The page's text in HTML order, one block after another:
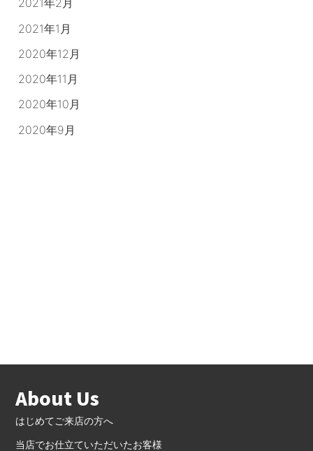
2021年2月
2021年1月
2020年12月
2020年11月
2020年10月
2020年9月
About Us
はじめてご来店の方へ
当店でお仕立ていただいたお客様